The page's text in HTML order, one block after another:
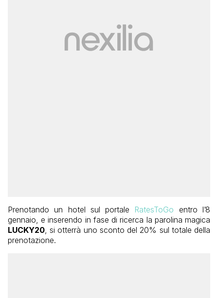
Prenotando un hotel sul portale RatesToGo entro l’8
gennaio, e inserendo in fase di ricerca la parolina magica
LUCKY20, si otterrà uno sconto del 20% sul totale della
prenotazione.